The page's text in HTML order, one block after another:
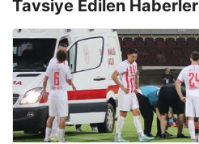
Tavsiye Edilen Haberler